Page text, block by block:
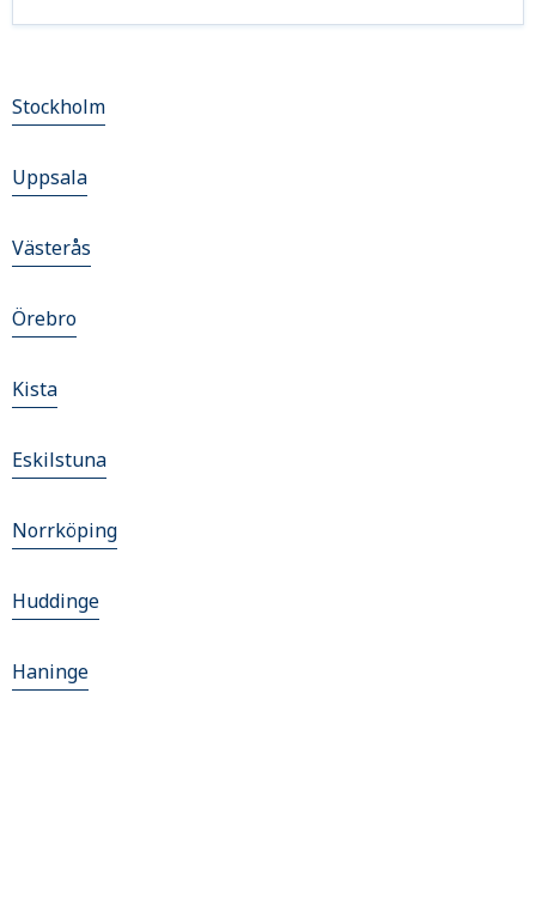
Stockholm
Uppsala
Västerås
Örebro
Kista
Eskilstuna
Norrköping
Huddinge
Haninge